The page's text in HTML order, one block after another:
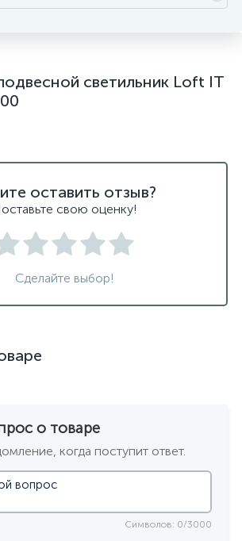
рабочей поверхностью
белые
светильник Loft IT
оставить отзыв?
свою оценку!
Сделайте выбор!
о товаре
когда поступит ответ.
Символов: 0/3000